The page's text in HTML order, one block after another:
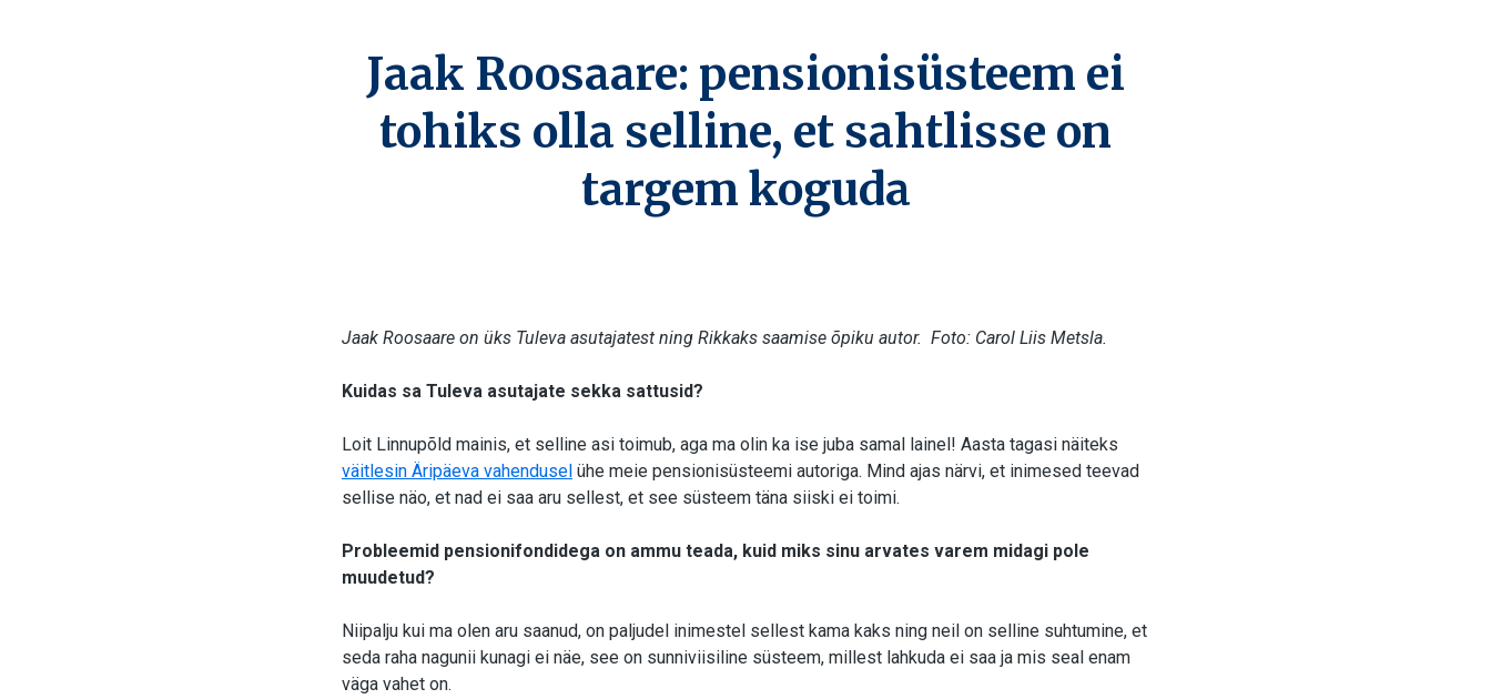
Jaak Roosaare: pensionisüsteem ei
tohiks olla selline, et sahtlisse on
targem koguda
Jaak Roosaare on üks Tuleva asutajatest ning Rikkaks saamise õpiku autor. Foto: Carol Liis Metsla.
Kuidas sa Tuleva asutajate sekka sattusid?
Loit Linnupõld mainis, et selline asi toimub, aga ma olin ka ise juba samal lainel! Aasta tagasi näiteks
väitlesin Äripäeva vahendusel ühe meie pensionisüsteemi autoriga. Mind ajas närvi, et inimesed teevad
sellise näo, et nad ei saa aru sellest, et see süsteem täna siiski ei toimi.
Probleemid pensionifondidega on ammu teada, kuid miks sinu arvates varem midagi pole
muudetud?
Niipalju kui ma olen aru saanud, on paljudel inimestel sellest kama kaks ning neil on selline suhtumine, et
seda raha nagunii kunagi ei näe, see on sunniviisiline süsteem, millest lahkuda ei saa ja mis seal enam
väga vahet on.